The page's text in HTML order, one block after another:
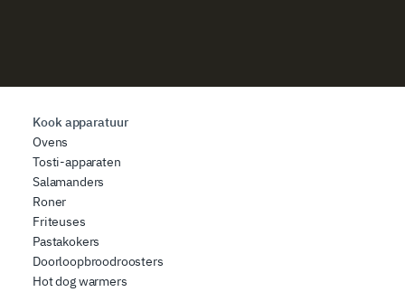
Kook apparatuur
Ovens
Tosti-apparaten
Salamanders
Roner
Friteuses
Pastakokers
Doorloopbroodroosters
Hot dog warmers